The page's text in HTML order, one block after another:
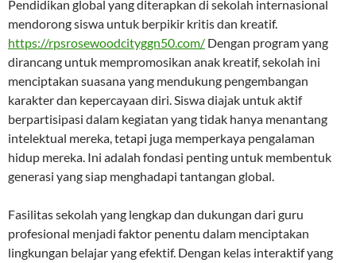
Pendidikan global yang diterapkan di sekolah internasional
mendorong siswa untuk berpikir kritis dan kreatif.
https://rpsrosewoodcityggn50.com/ Dengan program yang
dirancang untuk mempromosikan anak kreatif, sekolah ini
menciptakan suasana yang mendukung pengembangan
karakter dan kepercayaan diri. Siswa diajak untuk aktif
berpartisipasi dalam kegiatan yang tidak hanya menantang
intelektual mereka, tetapi juga memperkaya pengalaman
hidup mereka. Ini adalah fondasi penting untuk membentuk
generasi yang siap menghadapi tantangan global.
Fasilitas sekolah yang lengkap dan dukungan dari guru
profesional menjadi faktor penentu dalam menciptakan
lingkungan belajar yang efektif. Dengan kelas interaktif yang